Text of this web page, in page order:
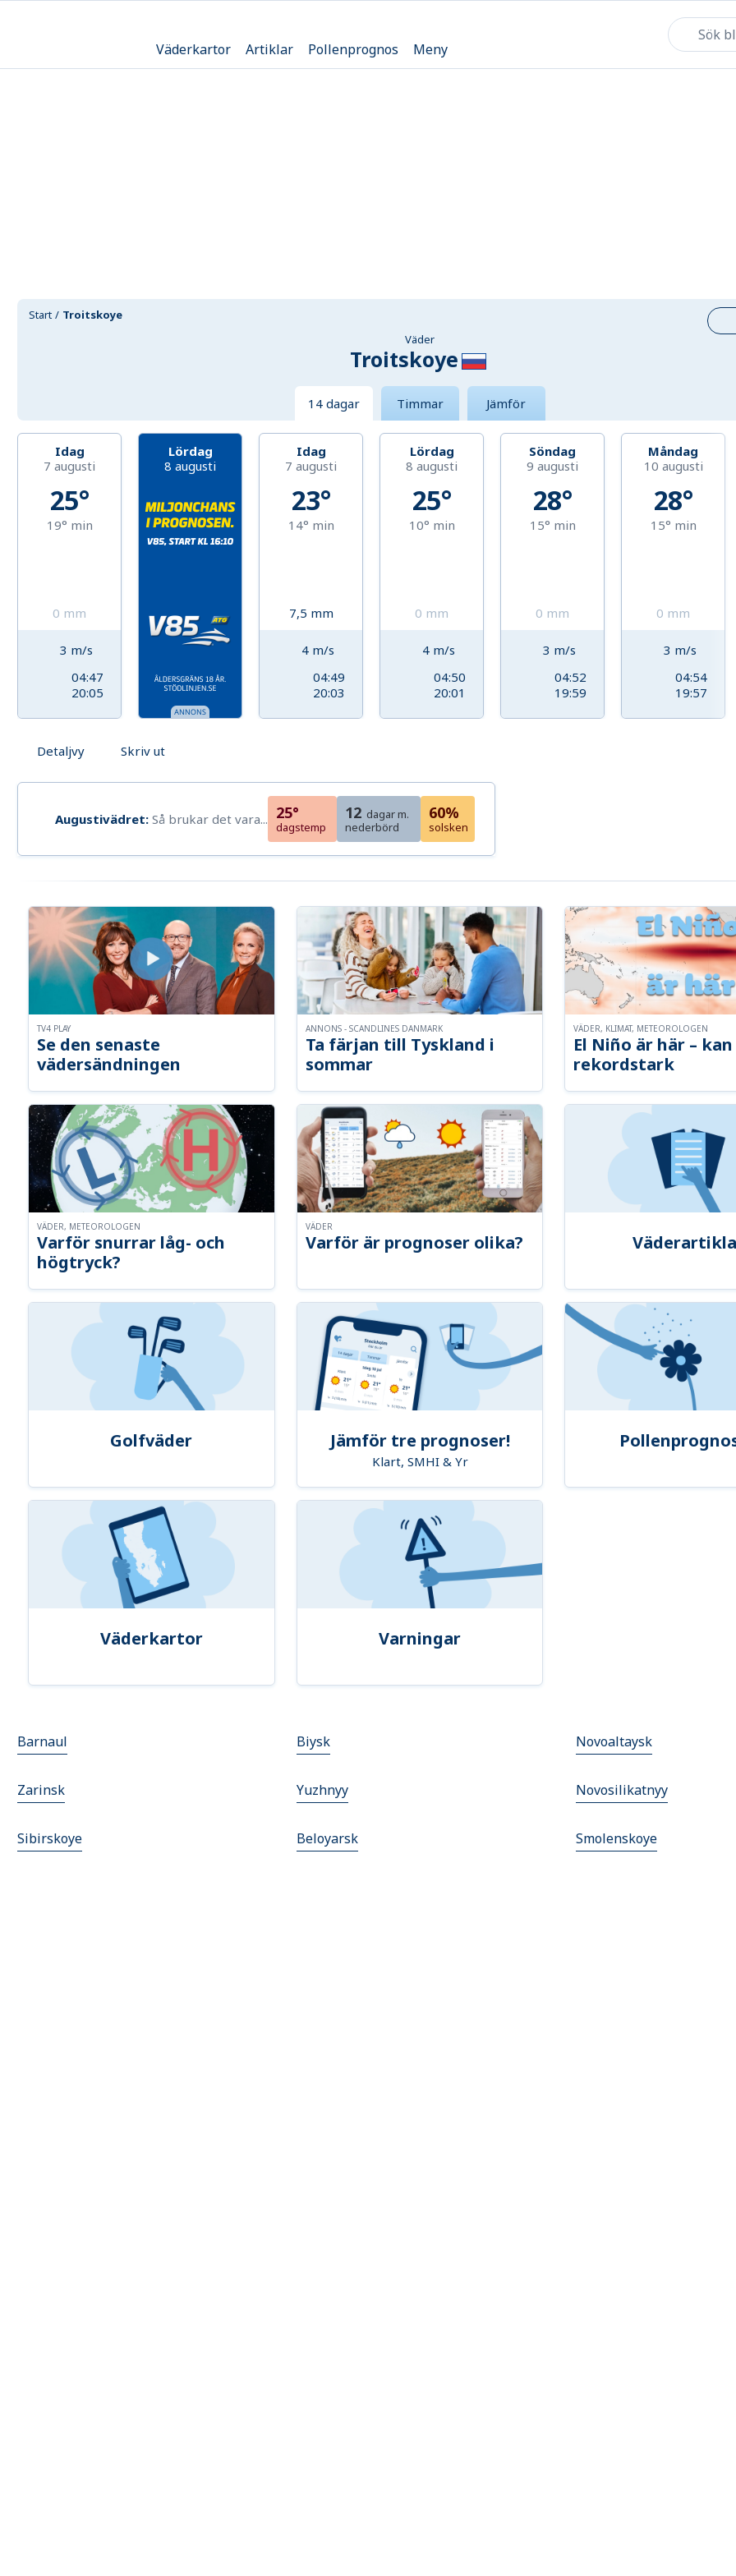
Väderkartor Artiklar Pollenprognos Meny
Start
Troitskoye
Väder
Troitskoye
14 dagar Timmar Jämför
Idag
7 augusti
25°
19° min
0 mm
3 m/s
04:47
20:05
Lördag
8 augusti
Idag
7 augusti
23°
14° min
7,5 mm
4 m/s
04:49
20:03
Lördag
8 augusti
25°
10° min
0 mm
4 m/s
04:50
20:01
Söndag
9 augusti
28°
15° min
0 mm
3 m/s
04:52
19:59
Måndag
10 augusti
28°
15° min
0 mm
3 m/s
04:54
19:57
Detaljvy Skriv ut
Augustivädret: Så brukar det vara... 25°
dagstemp
12 dagar m.
nederbörd
60%
solsken
Se den senaste
vädersändningen
TV4 PLAY
Ta färjan till Tyskland i
sommar
ANNONS - SCANDLINES DANMARK
El Niño är här –
rekordstark
VÄDER, KLIMAT, METEOROLOGEN
Varför snurrar låg- och
högtryck?
VÄDER, METEOROLOGEN
Varför är prognoser olika?
VÄDER
Golfväder Jämför tre prognoser!
Klart, SMHI & Yr
Väderkartor Varningar
Barnaul Biysk Novoaltaysk
Zarinsk Yuzhnyy Novosilikatnyy
Sibirskoye Beloyarsk Smolenskoye